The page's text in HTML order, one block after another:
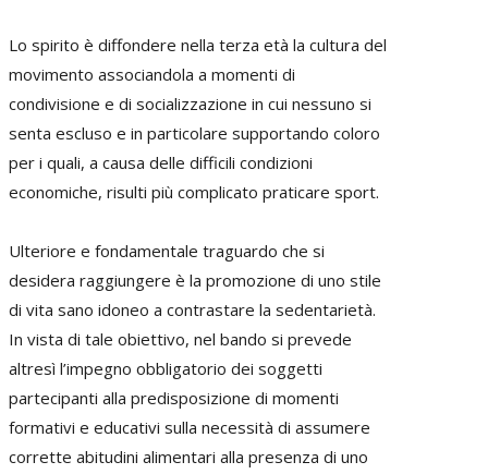
Lo spirito è diffondere nella terza età la cultura del
movimento associandola a momenti di
condivisione e di socializzazione in cui nessuno si
senta escluso e in particolare supportando coloro
per i quali, a causa delle difficili condizioni
economiche, risulti più complicato praticare sport.
Ulteriore e fondamentale traguardo che si
desidera raggiungere è la promozione di uno stile
di vita sano idoneo a contrastare la sedentarietà.
In vista di tale obiettivo, nel bando si prevede
altresì l’impegno obbligatorio dei soggetti
partecipanti alla predisposizione di momenti
formativi e educativi sulla necessità di assumere
corrette abitudini alimentari alla presenza di uno